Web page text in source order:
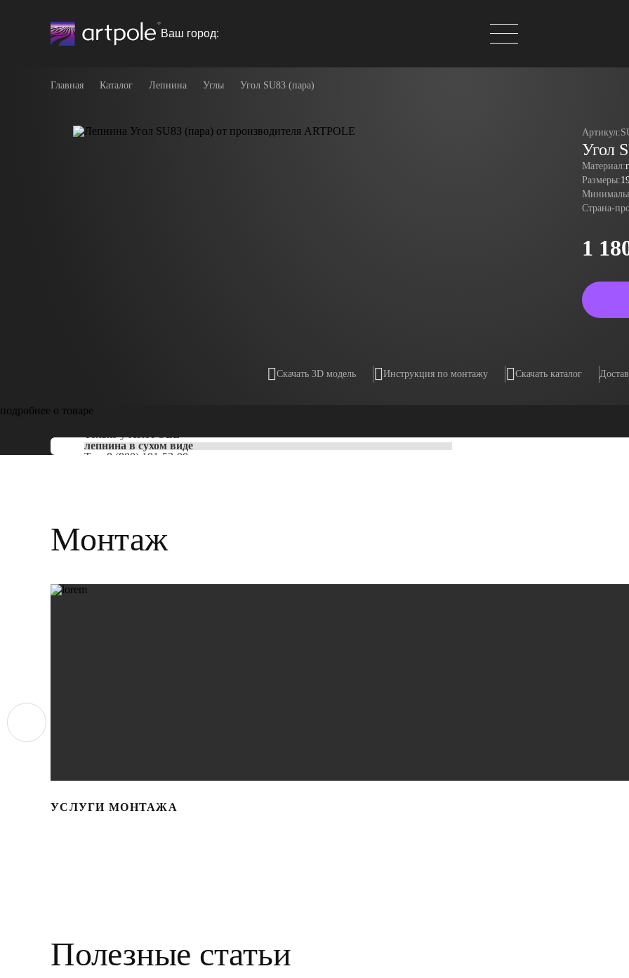
Ваш город:
Главная Каталог Лепнина Углы Угол SU83 (пара)
Артикул:
Угол
Материал:
Размеры:
Страна-
1
Скачать 3D модель Инструкция по монтажу Скачать каталог
подробнее о товаре
Только уARTPOLE
лепнина в сухом виде
Тел: 8 (800) 101-53-00
Монтаж
УСЛУГИ МОНТАЖА
Полезные статьи